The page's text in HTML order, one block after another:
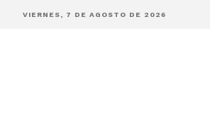
VIERNES, 7 DE AGOSTO DE 2026